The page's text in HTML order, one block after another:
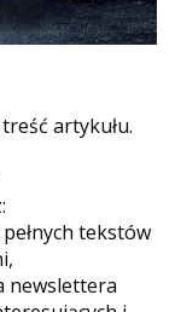
artykułu.
tekstów
newslettera